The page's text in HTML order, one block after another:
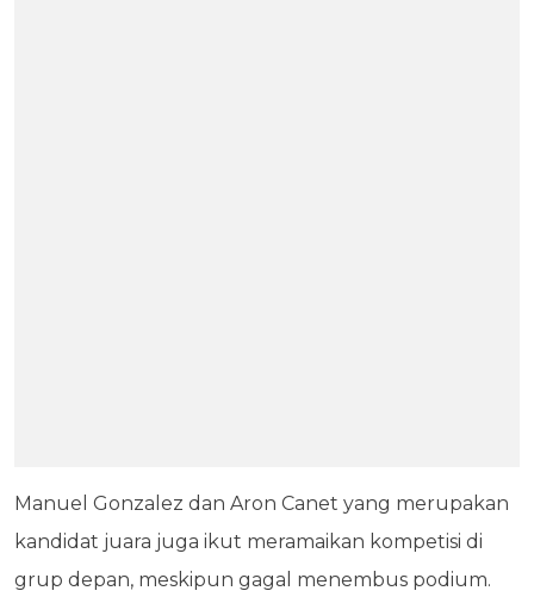
Manuel Gonzalez dan Aron Canet yang merupakan
kandidat juara juga ikut meramaikan kompetisi di
grup depan, meskipun gagal menembus podium.